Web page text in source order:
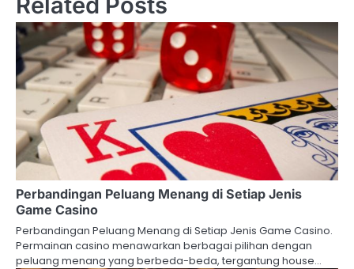
Perbandingan Peluang Menang di Setiap Jenis
Game Casino
Perbandingan Peluang Menang di Setiap Jenis Game Casino.
Permainan casino menawarkan berbagai pilihan dengan
peluang menang yang berbeda-beda, tergantung house…